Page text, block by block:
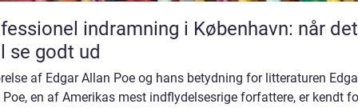
indramning i København: når det
se godt ud
af Edgar Allan Poe og hans betydning for litteraturen
en af Amerikas mest indflydelsesrige forfattere, er kendt